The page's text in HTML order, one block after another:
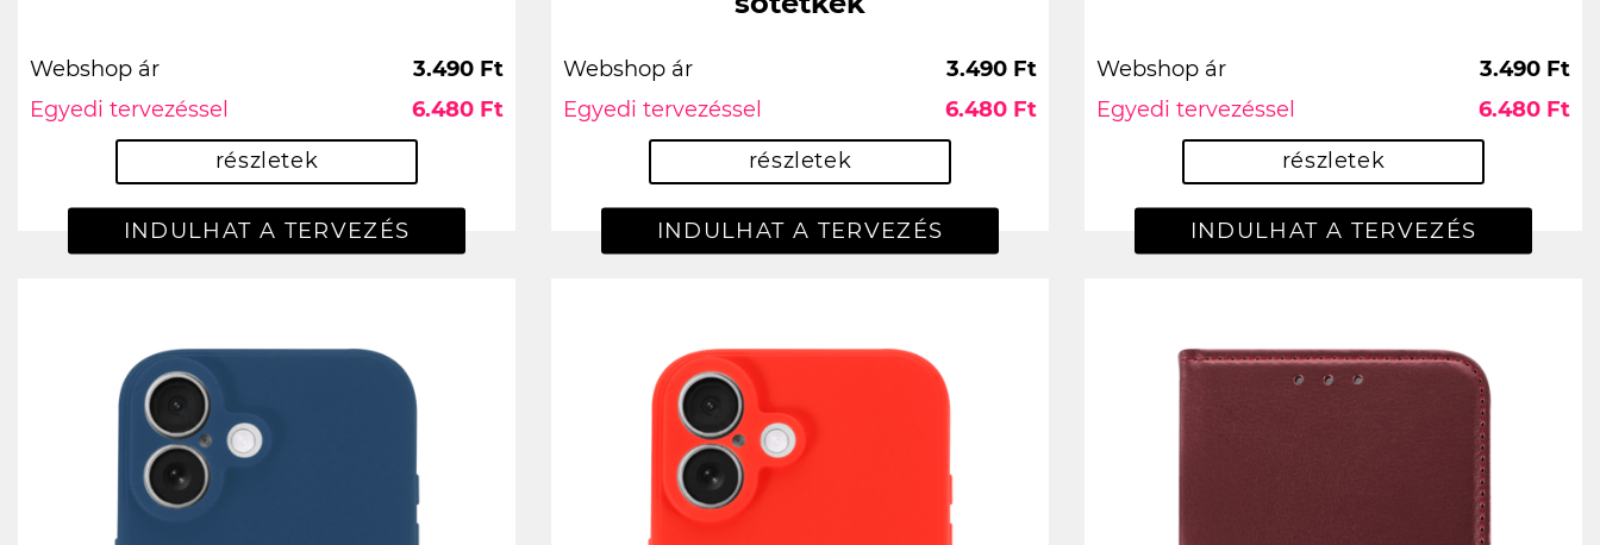
Webshop ár
3.490 Ft
Egyedi tervezéssel
6.480 Ft
részletek
INDULHAT A TERVEZÉS
Webshop ár
3.490 Ft
Egyedi tervezéssel
6.480 Ft
részletek
INDULHAT A TERVEZÉS
Webshop ár
3.490 Ft
Egyedi tervezéssel
6.480 Ft
részletek
INDULHAT A TERVEZÉS